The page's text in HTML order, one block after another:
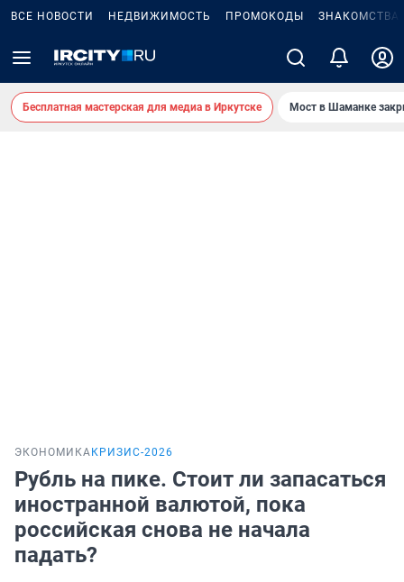
ВСЕ НОВОСТИ НЕДВИЖИМОСТЬ ПРОМОКОДЫ ЗНАКОМСТВА
Бесплатная мастерская для медиа в Иркутске Мост в Шаманке
ЭКОНОМИКА КРИЗИС-2026
Рубль на пике. Стоит ли запасаться
иностранной валютой, пока
российская снова не начала
падать?